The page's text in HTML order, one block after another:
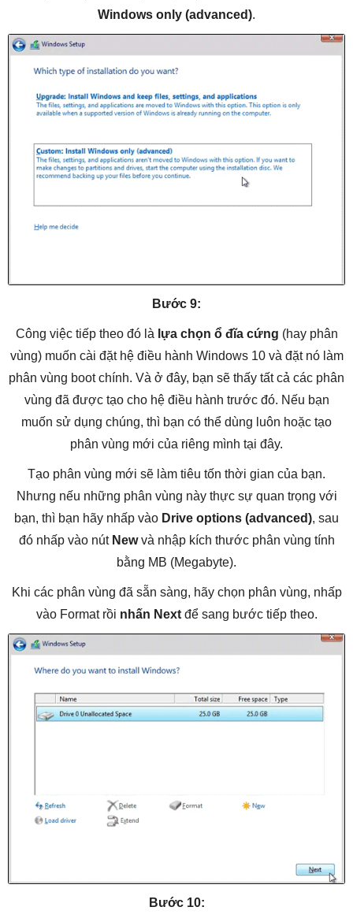
Windows only (advanced).
Bước 9:
Công việc tiếp theo đó là lựa chọn ổ đĩa cứng (hay phân
vùng) muốn cài đặt hệ điều hành Windows 10 và đặt nó làm
phân vùng boot chính. Và ở đây, bạn sẽ thấy tất cả các phân
vùng đã được tạo cho hệ điều hành trước đó. Nếu bạn
muốn sử dụng chúng, thì bạn có thể dùng luôn hoặc tạo
phân vùng mới của riêng mình tại đây.
Tạo phân vùng mới sẽ làm tiêu tốn thời gian của bạn.
Nhưng nếu những phân vùng này thực sự quan trọng với
bạn, thì bạn hãy nhấp vào Drive options (advanced), sau
đó nhấp vào nút Newvà nhập kích thước phân vùng tính
bằng MB (Megabyte).
Khi các phân vùng đã sẵn sàng, hãy chọn phân vùng, nhấp
vào Format rồi nhấn Nextđể sang bước tiếp theo.
Bước 10: